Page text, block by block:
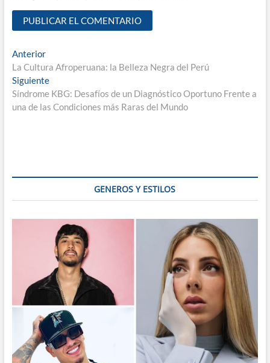
Navegación
de
entradas
AnteriorEntrada
anterior:
La Cultura Afroperuana: la Belleza Negra del Perú
SiguienteEntrada
siguiente:
Síndrome KBG: Desafíos de un Diagnóstico Oportuno Frente a
una de las Condiciones más Raras del Mundo
GENEROS Y ESTILOS